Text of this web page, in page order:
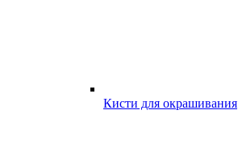
Кисти для окрашивания